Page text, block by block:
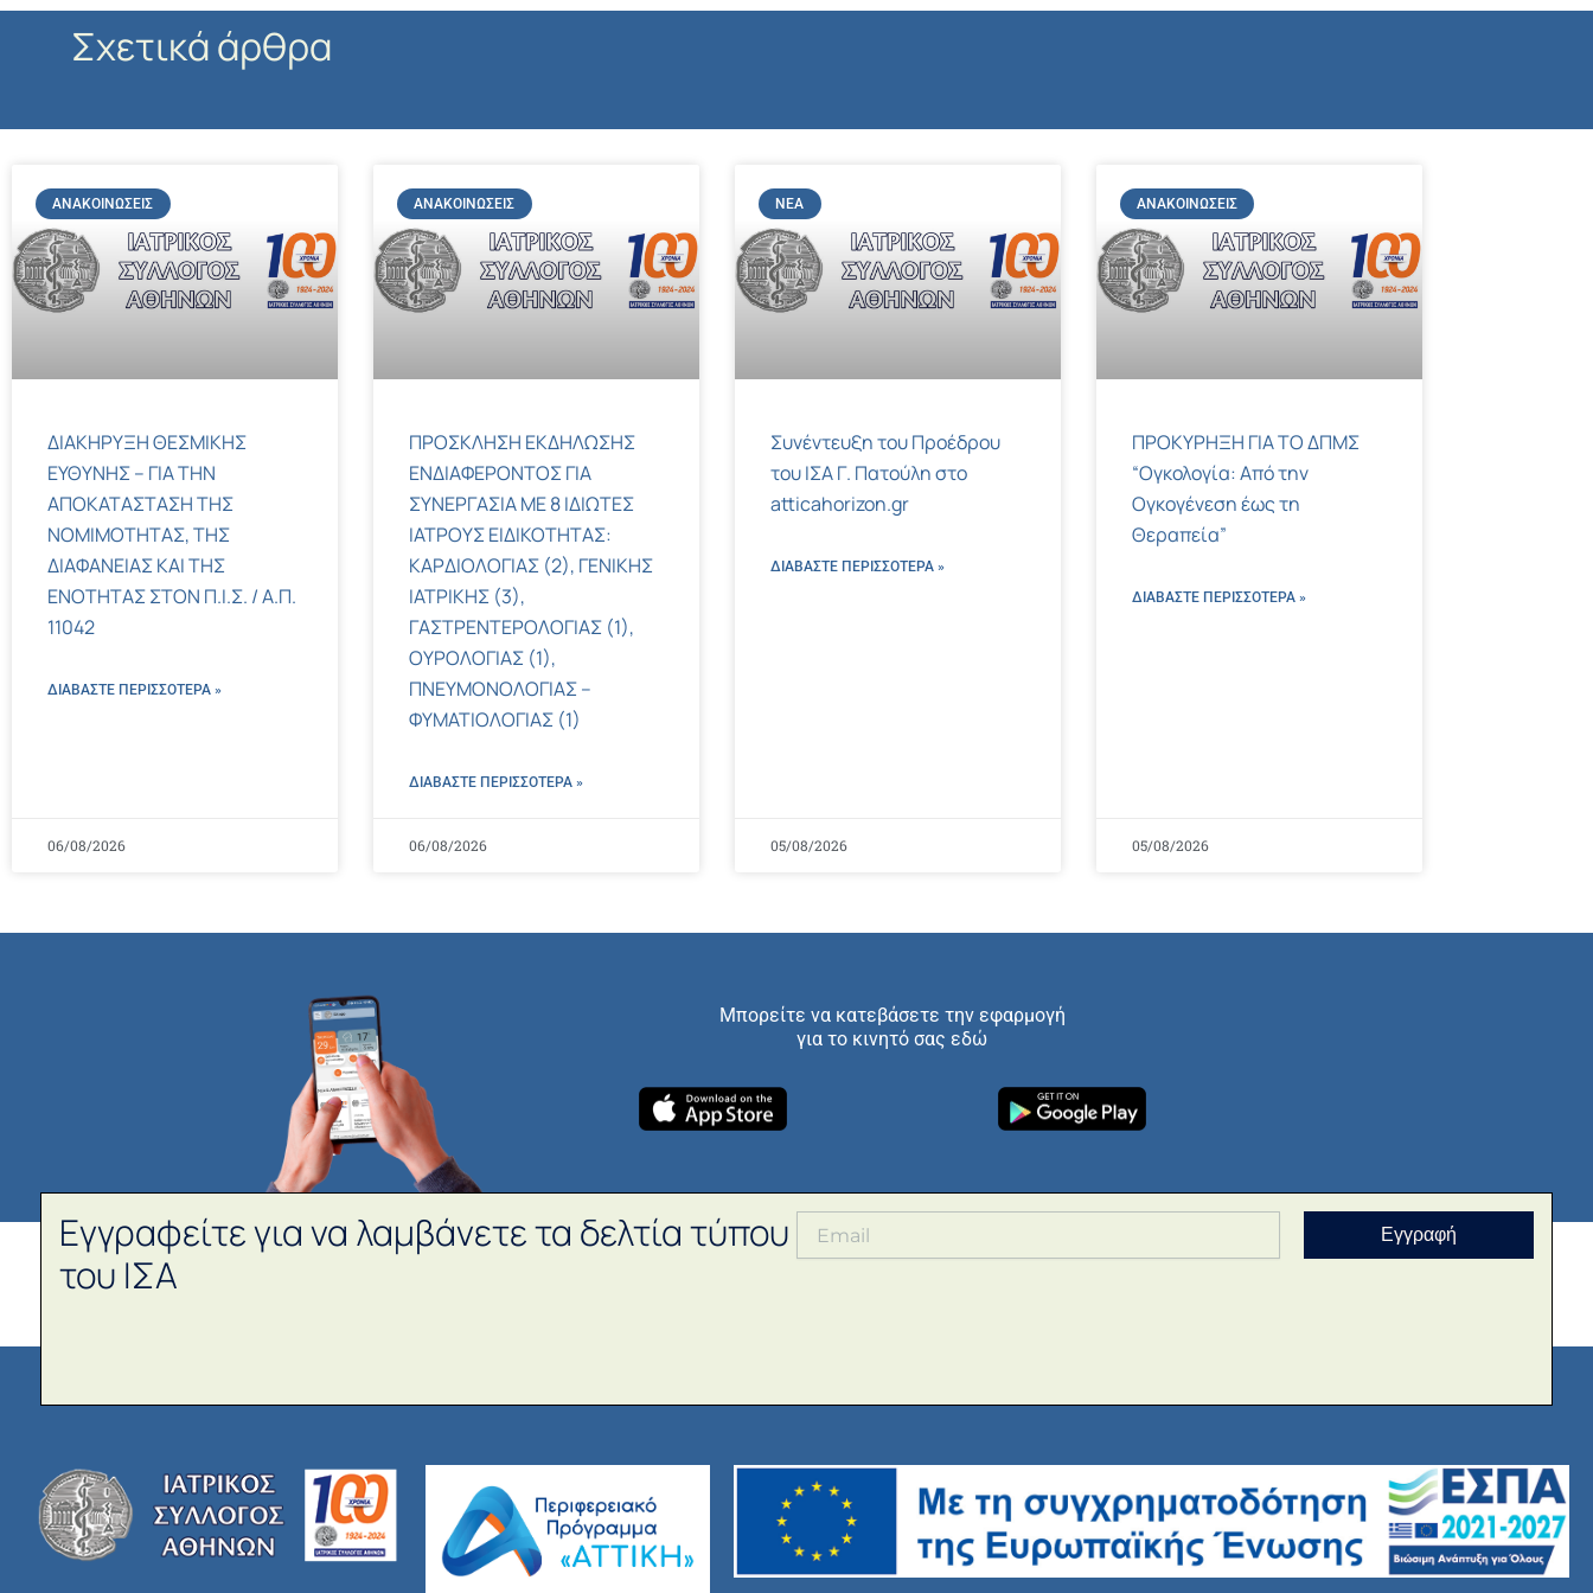
Σχετικά άρθρα
ΑΝΑΚΟΙΝΏΣΕΙΣ
ΔΙΑΚΗΡΥΞΗ ΘΕΣΜΙΚΗΣ
ΕΥΘΥΝΗΣ – ΓΙΑ ΤΗΝ
ΑΠΟΚΑΤΑΣΤΑΣΗ ΤΗΣ
ΝΟΜΙΜΟΤΗΤΑΣ, ΤΗΣ
ΔΙΑΦΑΝΕΙΑΣ ΚΑΙ ΤΗΣ
ΕΝΟΤΗΤΑΣ ΣΤΟΝ Π.Ι.Σ. / Α.Π.
11042
ΔΙΑΒΑΣΤΕ ΠΕΡΙΣΣΌΤΕΡΑ »
06/08/2026
ΑΝΑΚΟΙΝΏΣΕΙΣ
ΠΡΟΣΚΛΗΣΗ ΕΚΔΗΛΩΣΗΣ
ΕΝΔΙΑΦΕΡΟΝΤΟΣ ΓΙΑ
ΣΥΝΕΡΓΑΣΙΑ ΜΕ 8 ΙΔΙΩΤΕΣ
ΙΑΤΡΟΥΣ ΕΙΔΙΚΟΤΗΤΑΣ:
ΚΑΡΔΙΟΛΟΓΙΑΣ (2), ΓΕΝΙΚΗΣ
ΙΑΤΡΙΚΗΣ (3),
ΓΑΣΤΡΕΝΤΕΡΟΛΟΓΙΑΣ (1),
ΟΥΡΟΛΟΓΙΑΣ (1),
ΠΝΕΥΜΟΝΟΛΟΓΙΑΣ –
ΦΥΜΑΤΙΟΛΟΓΙΑΣ (1)
ΔΙΑΒΑΣΤΕ ΠΕΡΙΣΣΌΤΕΡΑ »
06/08/2026
ΝΈΑ
Συνέντευξη του Προέδρου
του ΙΣΑ Γ. Πατούλη στο
atticahorizon.gr
ΔΙΑΒΑΣΤΕ ΠΕΡΙΣΣΌΤΕΡΑ »
05/08/2026
ΑΝΑΚΟΙΝΏΣΕΙΣ
ΠΡΟΚΥΡΗΞΗ ΓΙΑ ΤΟ ΔΠΜΣ
“Ογκολογία: Από την
Ογκογένεση έως τη
Θεραπεία”
ΔΙΑΒΑΣΤΕ ΠΕΡΙΣΣΌΤΕΡΑ »
05/08/2026
Μπορείτε να κατεβάσετε την εφαρμογή
για το κινητό σας εδώ
Εγγραφείτε για να λαμβάνετε τα δελτία τύπου
του ΙΣΑ
Εγγραφή
Copy